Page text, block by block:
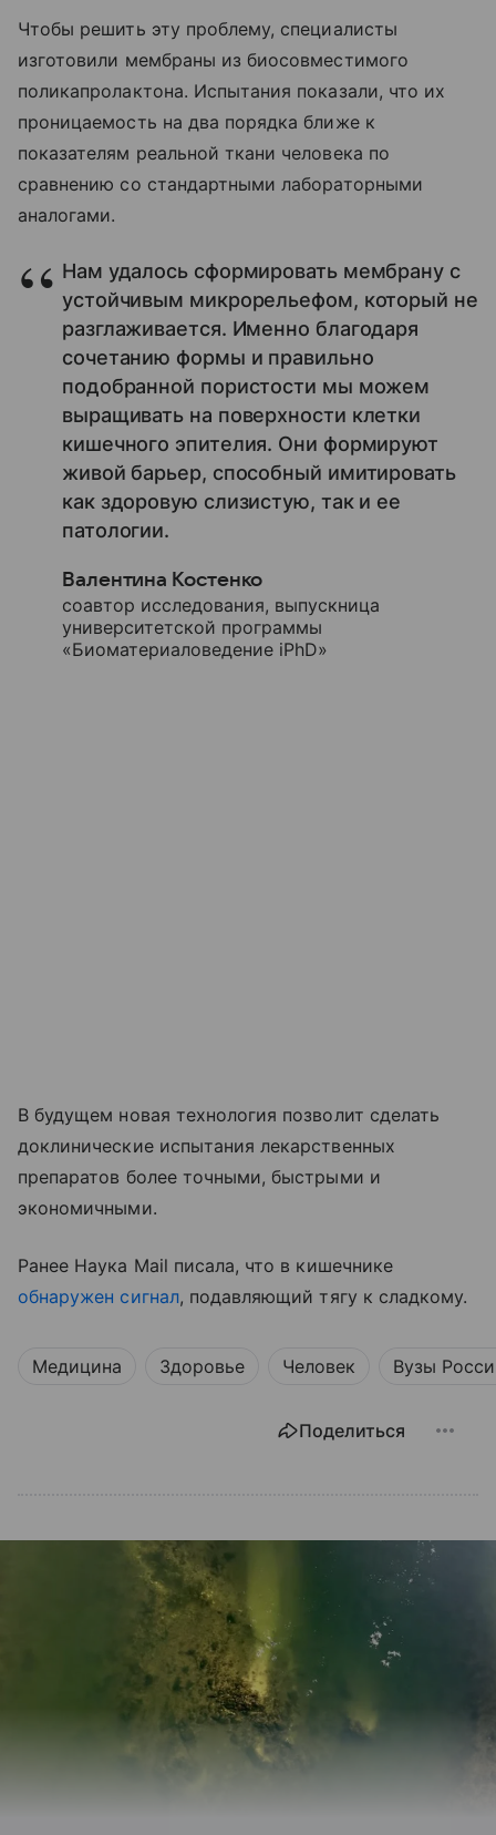
Чтобы решить эту проблему, специалисты
изготовили мембраны из биосовместимого
поликапролактона. Испытания показали, что их
проницаемость на два порядка ближе к
показателям реальной ткани человека по
сравнению со стандартными лабораторными
аналогами.
Нам удалось сформировать мембрану с
устойчивым микрорельефом, который не
разглаживается. Именно благодаря
сочетанию формы и правильно
подобранной пористости мы можем
выращивать на поверхности клетки
кишечного эпителия. Они формируют
живой барьер, способный имитировать
как здоровую слизистую, так и ее
патологии.
Валентина Костенко
соавтор исследования, выпускница
университетской программы
«Биоматериаловедение iPhD»
В будущем новая технология позволит сделать
доклинические испытания лекарственных
препаратов более точными, быстрыми и
экономичными.
Ранее Наука Mail писала, что в кишечнике
обнаружен сигнал, подавляющий тягу к сладкому.
Медицина Здоровье Человек Вузы
Поделиться